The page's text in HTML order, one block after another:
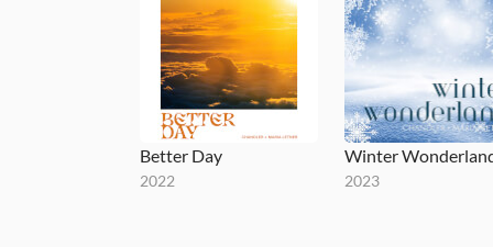
Better Day
2022
Winter
2023